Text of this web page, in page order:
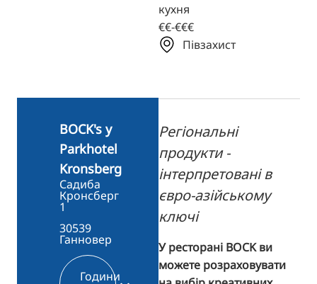
кухня
€€-€€€
Півзахист
Регіональні
продукти -
інтерпретовані в
євро-азійському
ключі
У ресторані BOCK ви
можете розраховувати
BOCK's у
Parkhotel
Kronsberg
Садиба
Кронсберг
1
30539
Ганновер
Години